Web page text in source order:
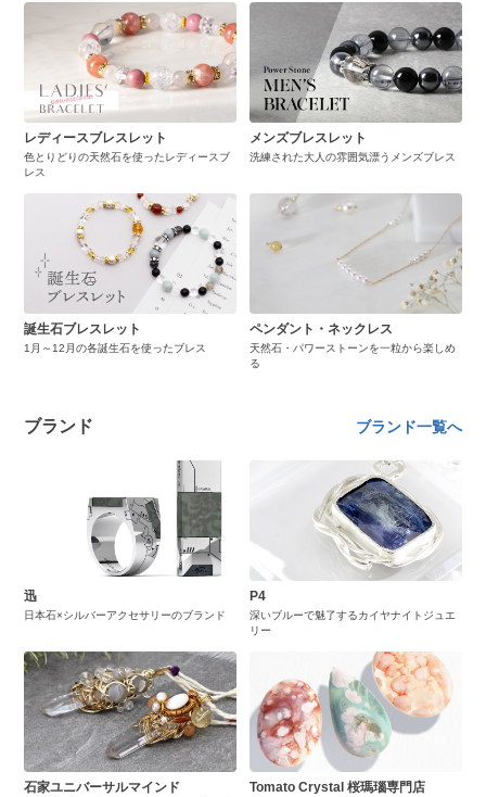
レディースブレスレット
色とりどりの天然石を使ったレディースブ
レス
メンズブレスレット
洗練された大人の雰囲気漂うメンズブレス
誕生石ブレスレット
1月～12月の各誕生石を使ったブレス
ペンダント・ネックレス
天然石・パワーストーンを一粒から楽しめ
る
ブランド ブランド一覧へ
迅
日本石×シルバーアクセサリーのブランド
P4
深いブルーで魅了するカイヤナイトジュエ
リー
石家ユニバーサルマインド Tomato Crystal 桜瑪瑙専門店